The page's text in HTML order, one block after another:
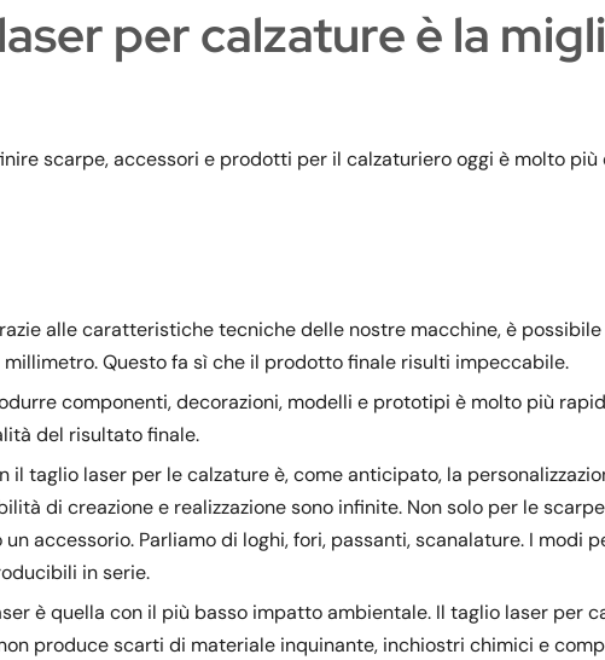
per calzature è la
scarpe, accessori e prodotti per il calzaturiero oggi è molto più
alle caratteristiche tecniche delle nostre macchine, è
Questo fa sì che il prodotto finale risulti impeccabile.
componenti, decorazioni, modelli e prototipi è molto più
del risultato finale.
il taglio laser per le calzature è, come anticipato, la
di creazione e realizzazione sono infinite. Non solo per le
accessorio. Parliamo di loghi, fori, passanti, scanalature. I modi
in serie.
è quella con il più basso impatto ambientale. Il taglio laser per
produce scarti di materiale inquinante, inchiostri chimici e